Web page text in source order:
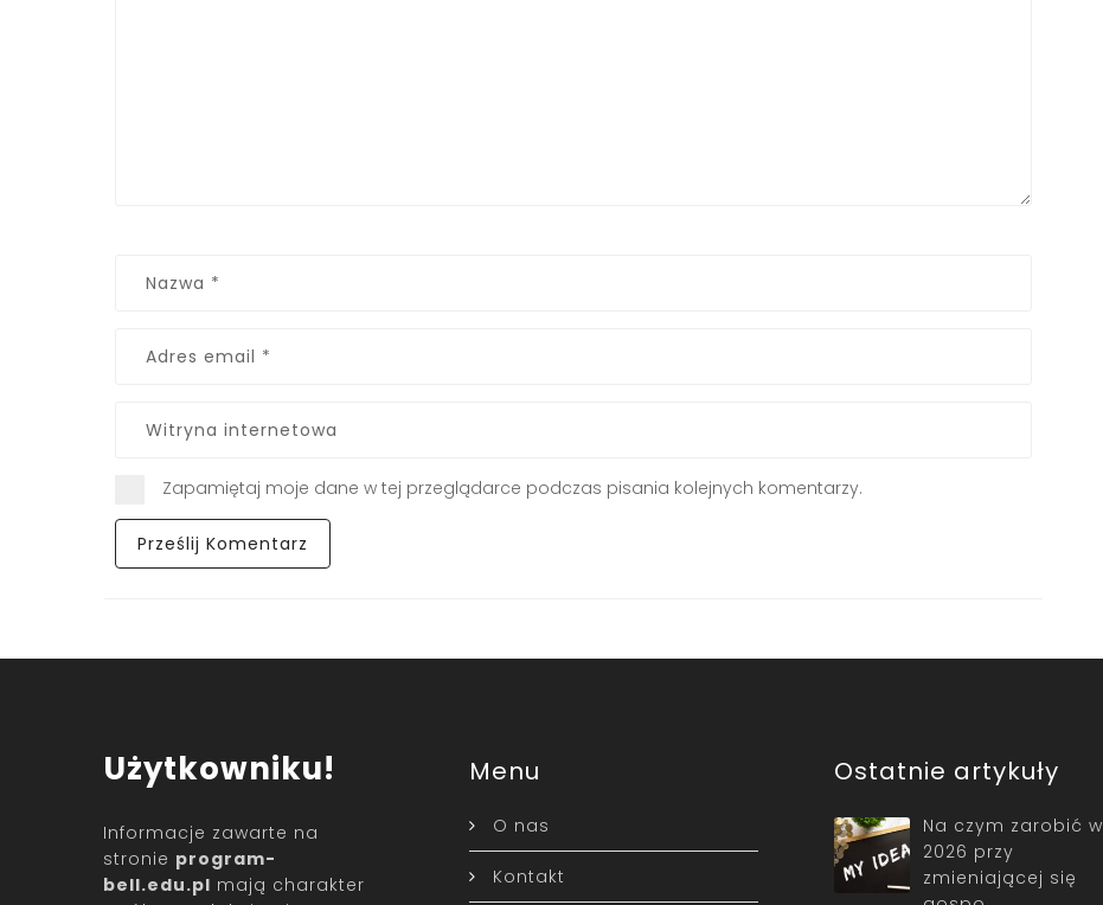
Zapamiętaj moje dane w tej przeglądarce podczas pisania kolejnych komentarzy.
Użytkowniku!
Informacje zawarte na
stronie program-
bell.edu.pl mają charakter
Menu
O nas
Kontakt
Ostatnie artykuły
Na czym zarobić w
2026 przy
zmieniającej się